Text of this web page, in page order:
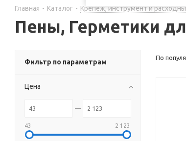
Главная - Каталог - Крепеж, инструмент и
Пены, Герметики
По
Фильтр по параметрам
Цена
43 2 123